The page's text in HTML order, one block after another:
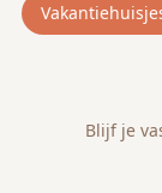
Blijf je